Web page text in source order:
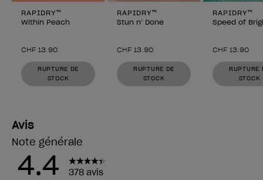
RAPIDRY™
Within Peach
CHF 13.90
RUPTURE DE
STOCK
RAPIDRY™
Stun n’ Done
CHF 13.90
RUPTURE DE
STOCK
RAPIDRY™
Speed of
CHF 13.90
RUPTURE
STOCK